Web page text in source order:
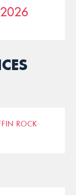
ROCK